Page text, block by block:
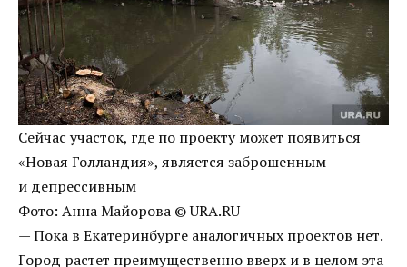
Сейчас участок, где по проекту может появиться
«Новая Голландия», является заброшенным
и депрессивным
Фото: Анна Майорова © URA.RU
— Пока в Екатеринбурге аналогичных проектов нет.
Город растет преимущественно вверх и в целом эта